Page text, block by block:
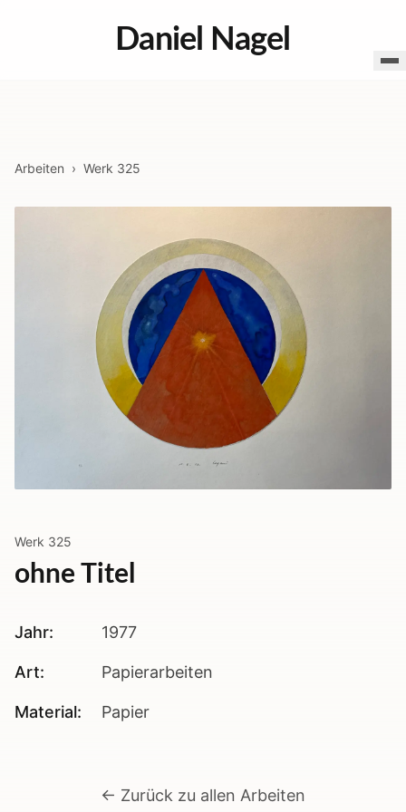
Daniel Nagel
Arbeiten › Werk 325
Werk 325
ohne Titel
Jahr: 1977
Art: Papierarbeiten
Material: Papier
← Zurück zu allen Arbeiten